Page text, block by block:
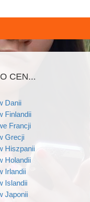
CEN...
Danii
Finlandii
Francji
Grecji
Hiszpanii
Holandii
Irlandii
Islandii
Japonii